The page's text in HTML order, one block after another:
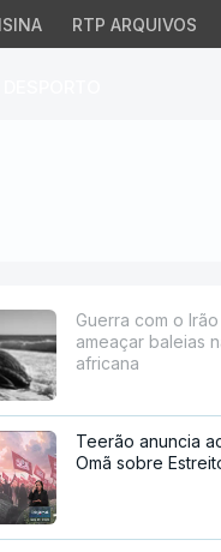
RTP ARQUIVOS
sul-
Guerra com o
ameaçar baleias
africana
Teerão anuncia
Omã sobre